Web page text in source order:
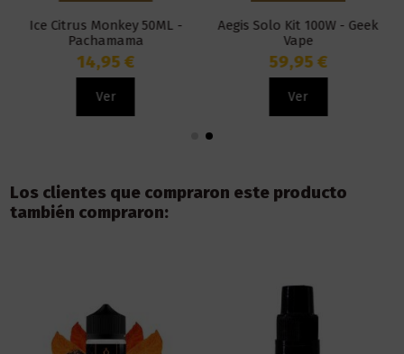
Ice Citrus Monkey 50ML -
Pachamama
14,95 €
Ver
Aegis Solo Kit 100W - Geek
Vape
59,95 €
Ver
Los clientes que compraron este producto
también compraron: